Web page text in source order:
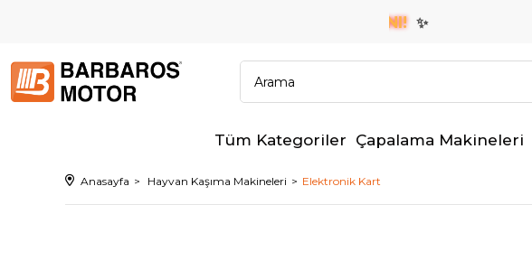
6 TAKSİT İMKANI! ✨
Tüm Kategoriler Çapalama Makineleri
Anasayfa Hayvan Kaşıma Makineleri Elektronik Kart